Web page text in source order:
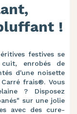
!
festives se
enrobés de
d'une noisette
frais®. Vous
? Disposez
sur une jolie
avec des cure-